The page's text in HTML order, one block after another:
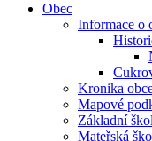
Obec
Informace o
Kronika
Mapové
Základní
Mateřská